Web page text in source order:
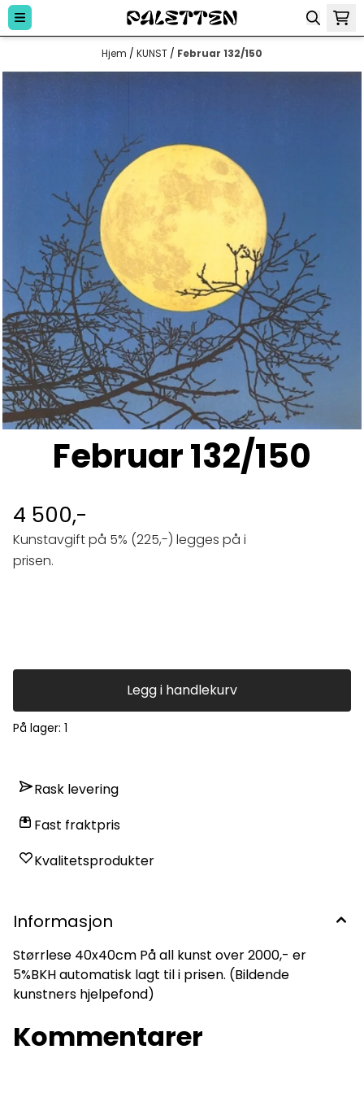
Hopp til innhold
Hjem / KUNST / Februar 132/150
Februar 132/150
4 500,-
Kunstavgift på 5% (225,-) legges på i
prisen.
Legg i handlekurv
På lager: 1
Rask levering
Fast fraktpris
Kvalitetsprodukter
Informasjon
Størrlese 40x40cm På all kunst over 2000,- er
5%BKH automatisk lagt til i prisen. (Bildende
kunstners hjelpefond)
Kommentarer